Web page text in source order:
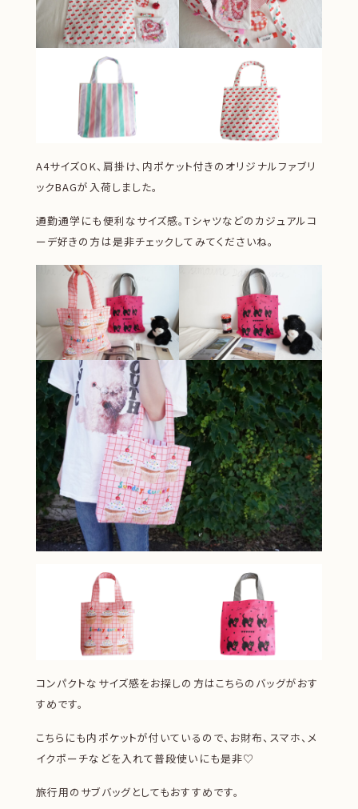
A4サイズOK、肩掛け、内ポケット付きのオリジナルファブリ
ックBAGが入荷しました。
通勤通学にも便利なサイズ感。Tシャツなどのカジュアルコ
ーデ好きの方は是非チェックしてみてくださいね。
コンパクトなサイズ感をお探しの方はこちらのバッグがおす
すめです。
こちらにも内ポケットが付いているので、お財布、スマホ、メ
イクポーチなどを入れて普段使いにも是非♡
旅行用のサブバッグとしてもおすすめです。